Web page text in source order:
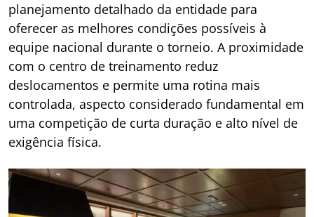
planejamento detalhado da entidade para
oferecer as melhores condições possíveis à
equipe nacional durante o torneio. A proximidade
com o centro de treinamento reduz
deslocamentos e permite uma rotina mais
controlada, aspecto considerado fundamental em
uma competição de curta duração e alto nível de
exigência física.